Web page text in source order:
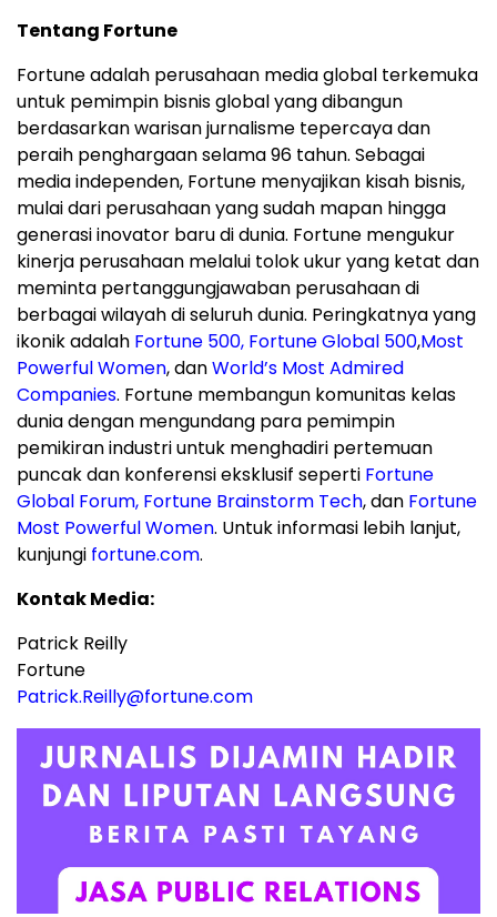
Tentang Fortune
Fortune adalah perusahaan media global terkemuka
untuk pemimpin bisnis global yang dibangun
berdasarkan warisan jurnalisme tepercaya dan
peraih penghargaan selama 96 tahun. Sebagai
media independen, Fortune menyajikan kisah bisnis,
mulai dari perusahaan yang sudah mapan hingga
generasi inovator baru di dunia. Fortune mengukur
kinerja perusahaan melalui tolok ukur yang ketat dan
meminta pertanggungjawaban perusahaan di
berbagai wilayah di seluruh dunia. Peringkatnya yang
ikonik adalah Fortune 500, Fortune Global 500,Most
Powerful Women, danWorld’s Most Admired
Companies. Fortune membangun komunitas kelas
dunia dengan mengundang para pemimpin
pemikiran industri untuk menghadiri pertemuan
puncak dan konferensi eksklusif seperti Fortune
Global Forum, Fortune Brainstorm Tech, dan Fortune
Most Powerful Women. Untuk informasi lebih lanjut,
kunjungi fortune.com.
Kontak Media:
Patrick Reilly
Fortune
Patrick.Reilly@fortune.com